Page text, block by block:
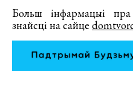
Больш інфармацыі
знайсці на сайце